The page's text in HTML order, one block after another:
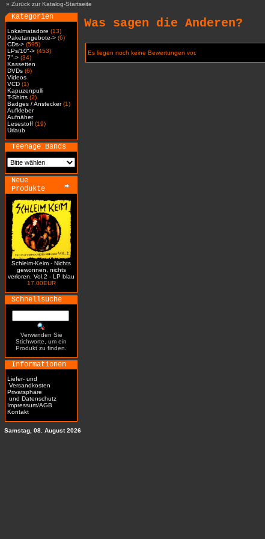
» Zurück zur Katalog-Startseite
Kategorien
Lokalmatadore (13)
Paketangebote-> (6)
CDs-> (595)
LPs/10"-> (453)
7"-> (34)
Kassetten
DVDs (6)
Videos
VCD (1)
Kapuzenpulli
T-Shirts (2)
Badges / Anstecker(1)
Aufkleber
Aufnäher
Lesestoff (19)
Urlaub
Teenage Bands
Neue
Produkte
Schleim-Keim - Nichts
gewonnen, nichts
verloren, Vol.2 - LP blau
17.00EUR
Schnellsuche
Verwenden Sie
Stichworte, um ein
Produkt zu finden.
Informationen
Liefer- und
Versandkosten
Privatsphäre
und Datenschutz
Impressum/AGB
Kontakt
Was sagen die Anderen?
Es liegen noch keine Bewertungen vor.
Samstag, 08. August 2026